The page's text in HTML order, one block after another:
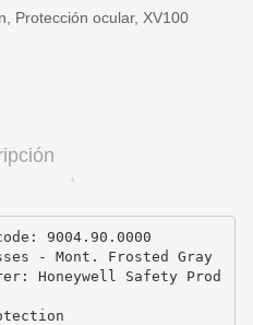
, Protección ocular, XV100
9004.90.0000
- Mont. Frosted Gray
Honeywell Safety Prod